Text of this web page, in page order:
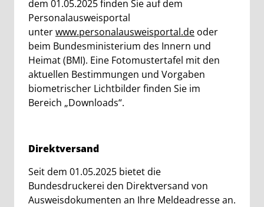
dem 01.05.2025 finden Sie auf dem
Personalausweisportal
unterwww.personalausweisportal.de oder
beim Bundesministerium des Innern und
Heimat (BMI). Eine Fotomustertafel mit den
aktuellen Bestimmungen und Vorgaben
biometrischer Lichtbilder finden Sie im
Bereich „Downloads“.
Direktversand
Seit dem 01.05.2025 bietet die
Bundesdruckerei den Direktversand von
Ausweisdokumenten an Ihre Meldeadresse an.